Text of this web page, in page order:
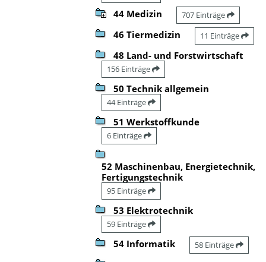
44 Medizin 707 Einträge
46 Tiermedizin 11 Einträge
48 Land- und Forstwirtschaft
156 Einträge
50 Technik allgemein
44 Einträge
51 Werkstoffkunde
6 Einträge
52 Maschinenbau, Energietechnik,
Fertigungstechnik
95 Einträge
53 Elektrotechnik
59 Einträge
54 Informatik 58 Einträge